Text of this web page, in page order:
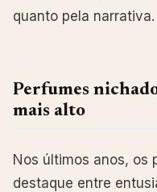
quanto pela narrativa.
Perfumes
mais alto
Nos últimos anos, os
destaque entre